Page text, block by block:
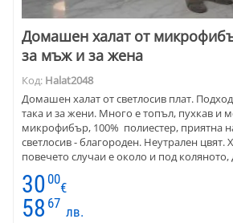
Домашен халат от
за мъж и за жена
Код: Halat2048
Домашен халат от светлосив плат.
така и за жени. Много е топъл, пухкав и
микрофибър, 100% полиестер, приятна
светлосив - благороден. Неутрален цвят.
повечето случаи е около и под коляното,
прасеца.
30 00
€
58 67
лв.